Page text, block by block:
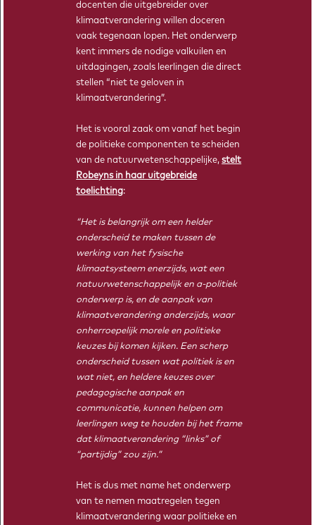
HOE MAAK JE EEN KLIMAATMODEL?
Hoe ziet het klimaat van de toekomst eruit? Wetenschappers
gebruiken klimaatmodellen om daar achter te komen. Maar
CAITLYN WITKOWSKI
Aardwetenschappen, afgestudeerd in 2014
TIPPING POINT AHEAD IN DE KLAS
Bij Tipping Point Ahead horen lesmodules. Zo kunnen leerlingen
kennismaken met klimaatonderzoek, en er zelf mee aan de slag.
docenten die uitgebreider over
klimaatverandering willen doceren
vaak tegenaan lopen. Het onderwerp
kent immers de nodige valkuilen en
uitdagingen, zoals leerlingen die direct
stellen “niet te geloven in
klimaatverandering”.
Het is vooral zaak om vanaf het begin
de politieke componenten te scheiden
van de natuurwetenschappelijke,stelt
Robeyns in haar uitgebreide
toelichting:
“Het is belangrijk om een helder
onderscheid te maken tussen de
werking van het fysische
klimaatsysteem enerzijds, wat een
natuurwetenschappelijk en a-politiek
onderwerp is, en de aanpak van
klimaatverandering anderzijds, waar
onherroepelijk morele en politieke
keuzes bij komen kijken. Een scherp
onderscheid tussen wat politiek is en
wat niet, en heldere keuzes over
pedagogische aanpak en
communicatie, kunnen helpen om
leerlingen weg te houden bij het frame
dat klimaatverandering “links” of
“partijdig” zou zijn.”
Het is dus met name het onderwerp
van te nemen maatregelen tegen
klimaatverandering waar politieke en